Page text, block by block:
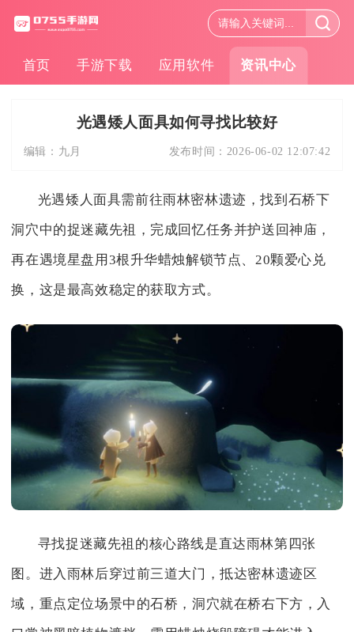
首页 手游下载 应用软件 资讯中心
光遇矮人面具如何寻找比较好
编辑： 九月 发布时间： 2026-06-02 12:07:42
光遇矮人面具需前往雨林密林遗迹，找到石桥下
洞穴中的捉迷藏先祖，完成回忆任务并护送回神庙，
再在遇境星盘用3根升华蜡烛解锁节点、20颗爱心兑
换，这是最高效稳定的获取方式。
寻找捉迷藏先祖的核心路线是直达雨林第四张
图。进入雨林后穿过前三道大门，抵达密林遗迹区
域，重点定位场景中的石桥，洞穴就在桥右下方，入